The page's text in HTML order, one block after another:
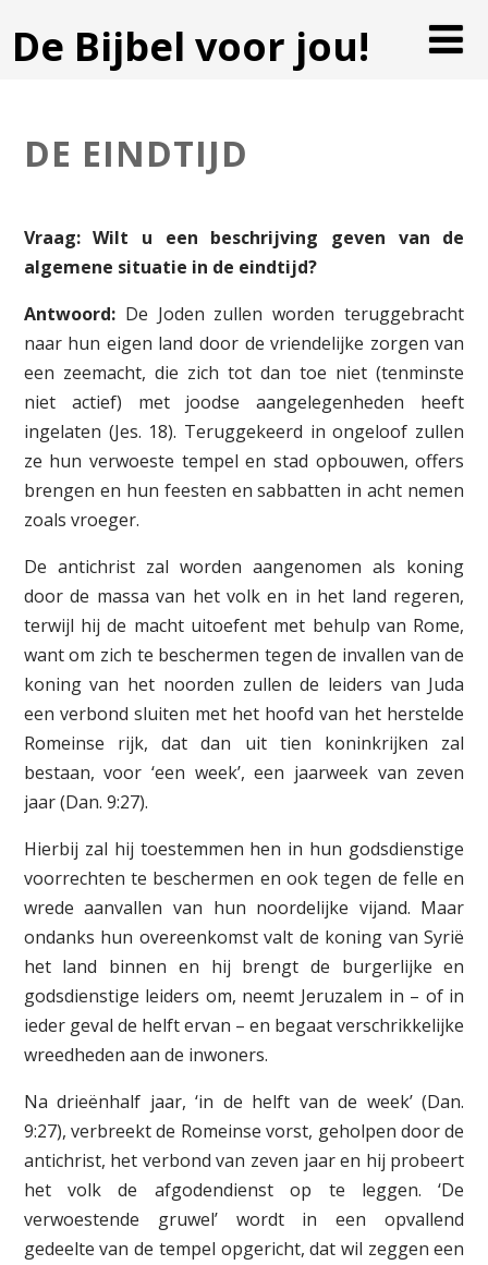
De Bijbel voor jou!
DE EINDTIJD
Vraag: Wilt u een beschrijving geven van de
algemene situatie in de eindtijd?
Antwoord:De Joden zullen worden teruggebracht
naar hun eigen land door de vriendelijke zorgen van
een zeemacht, die zich tot dan toe niet (tenminste
niet actief) met joodse aangelegenheden heeft
ingelaten (Jes. 18). Teruggekeerd in ongeloof zullen
ze hun verwoeste tempel en stad opbouwen, offers
brengen en hun feesten en sabbatten in acht nemen
zoals vroeger.
De antichrist zal worden aangenomen als koning
door de massa van het volk en in het land regeren,
terwijl hij de macht uitoefent met behulp van Rome,
want om zich te beschermen tegen de invallen van de
koning van het noorden zullen de leiders van Juda
een verbond sluiten met het hoofd van het herstelde
Romeinse rijk, dat dan uit tien koninkrijken zal
bestaan, voor ‘een week’, een jaarweek van zeven
jaar (Dan. 9:27).
Hierbij zal hij toestemmen hen in hun godsdienstige
voorrechten te beschermen en ook tegen de felle en
wrede aanvallen van hun noordelijke vijand. Maar
ondanks hun overeenkomst valt de koning van Syrië
het land binnen en hij brengt de burgerlijke en
godsdienstige leiders om, neemt Jeruzalem in – of in
ieder geval de helft ervan – en begaat verschrikkelijke
wreedheden aan de inwoners.
Na drieënhalf jaar, ‘in de helft van de week’ (Dan.
9:27), verbreekt de Romeinse vorst, geholpen door de
antichrist, het verbond van zeven jaar en hij probeert
het volk de afgodendienst op te leggen. ‘De
verwoestende gruwel’ wordt in een opvallend
gedeelte van de tempel opgericht, dat wil zeggen een